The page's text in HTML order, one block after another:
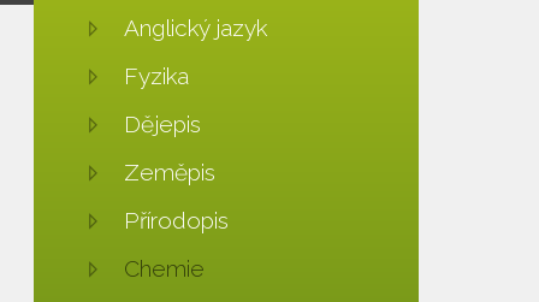
Anglický jazyk
Fyzika
Dějepis
Zeměpis
Přírodopis
Chemie